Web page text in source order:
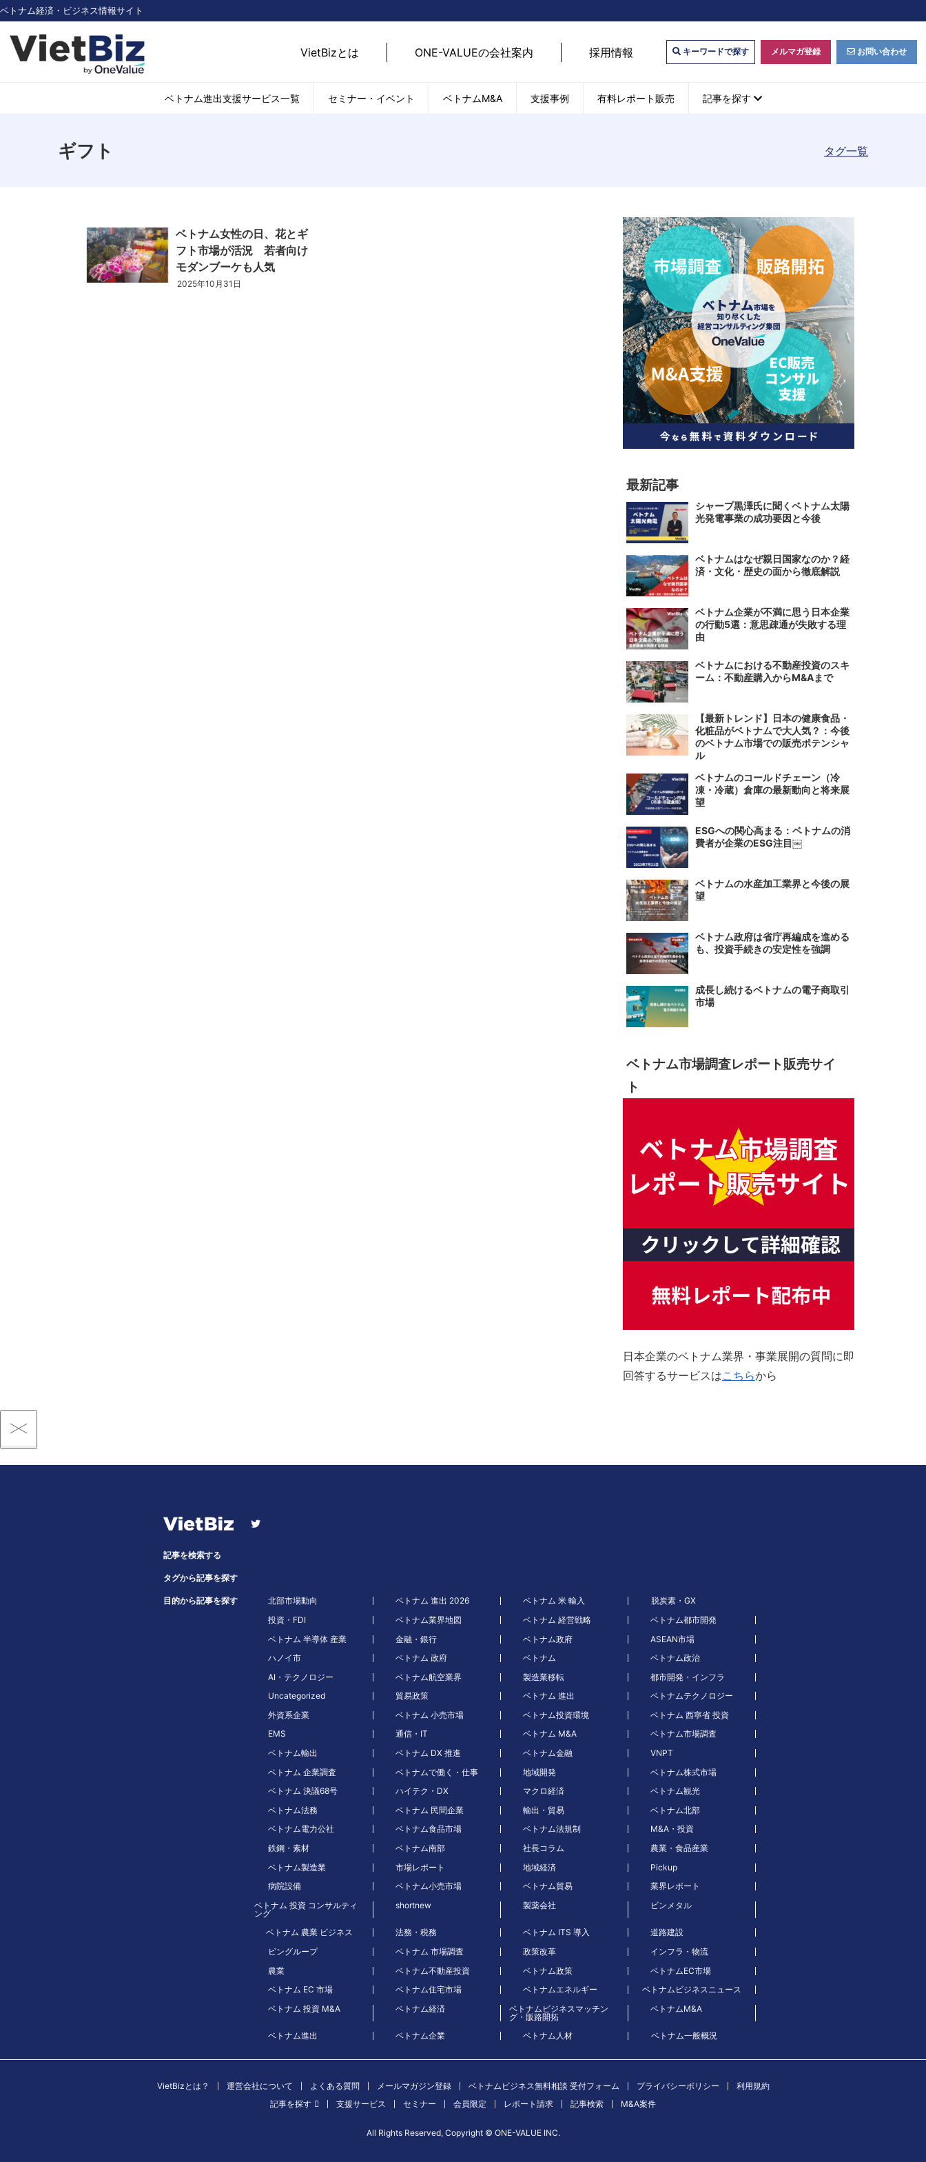
ベトナム経済・ビジネス情報サイト
VietBizとは ONE-VALUEの会社案内 採用情報 キーワードで探す メルマガ登録 お問い合わせ
ベトナム進出支援サービス一覧 セミナー・イベント ベトナムM&A 支援事例 有料レポート販売 記事を探す
不動産・建設
物流・倉庫
アパレル
web広告
ベトナム人材
特定技能
高度人材・エンジニア
ベトナム一般概況
ベトナムでの生活
文化・社会
政治
ギフト タグ一覧
ベトナム女性の日、花とギ
フト市場が活況 若者向け
モダンブーケも人気
2025年10月31日
最新記事
シャープ黒澤氏に聞くベトナム太陽
光発電事業の成功要因と今後
ベトナムはなぜ親日国家なのか？経
済・文化・歴史の面から徹底解説
ベトナム企業が不満に思う日本企業
の行動5選：意思疎通が失敗する理
由
ベトナムにおける不動産投資のスキ
ーム：不動産購入からM&Aまで
【最新トレンド】日本の健康食品・
化粧品がベトナムで大人気？：今後
のベトナム市場での販売ポテンシャ
ル
ベトナムのコールドチェーン（冷
凍・冷蔵）倉庫の最新動向と将来展
望
ESGへの関心高まる：ベトナムの消
費者が企業のESG注目￼
ベトナムの水産加工業界と今後の展
望
ベトナム政府は省庁再編成を進める
も、投資手続きの安定性を強調
成長し続けるベトナムの電子商取引
市場
ベトナム市場調査レポート販売サイ
ト
日本企業のベトナム業界・事業展開の質問に即
回答するサービスはこちらから
記事を検索する
タグから記事を探す
目的から記事を探す 北部市場動向 ベトナム 進出 2026 ベトナム 米 輸入
脱炭素・GX
投資・FDI
ベトナム業界地図 ベトナム 経営戦略
ベトナム都市開発
ベトナム 半導体 産業
金融・銀行 ベトナム政府
ASEAN市場
ハノイ市
ベトナム 政府 ベトナム
ベトナム政治
AI・テクノロジー
ベトナム航空業界 製造業移転
都市開発・インフラ
Uncategorized
貿易政策 ベトナム 進出
ベトナムテクノロジー
外資系企業
ベトナム 小売市場 ベトナム投資環境
ベトナム 西寧省 投資
EMS
通信・IT ベトナム M&A
ベトナム市場調査
ベトナム輸出
ベトナム DX 推進 ベトナム金融
VNPT
ベトナム 企業調査
ベトナムで働く・仕事 地域開発
ベトナム株式市場
ベトナム 決議68号
ハイテク・DX マクロ経済
ベトナム観光
ベトナム法務
ベトナム 民間企業 輸出・貿易
ベトナム北部
ベトナム電力公社
ベトナム食品市場 ベトナム法規制
M&A・投資
鉄鋼・素材
ベトナム南部 社長コラム
農業・食品産業
ベトナム製造業
市場レポート 地域経済
Pickup
病院設備
ベトナム小売市場 ベトナム貿易
業界レポート
ベトナム 投資 コンサルティ
ング
shortnew 製薬会社 ビンメタル
ベトナム 農業 ビジネス 法務・税務 ベトナム ITS 導入
道路建設
ビングループ
ベトナム 市場調査 政策改革
インフラ・物流
農業
ベトナム不動産投資 ベトナム政策
ベトナムEC市場
ベトナム EC 市場
ベトナム住宅市場 ベトナムエネルギー
ベトナムビジネスニュース
ベトナム 投資 M&A
ベトナム経済
ベトナムビジネスマッチン
グ・販路開拓
ベトナムM&A
ベトナム進出 ベトナム企業 ベトナム人材 ベトナム一般概況
VietBizとは？ 運営会社について よくある質問 メールマガジン登録 ベトナムビジネス無料相談 受付フォーム プライバシーポリシー
利用規約
記事を探す
支援サービス セミナー 会員限定 レポート請求 記事検索 M&A案件
All Rights Reserved, Copyright ©︎ ONE-VALUE INC.